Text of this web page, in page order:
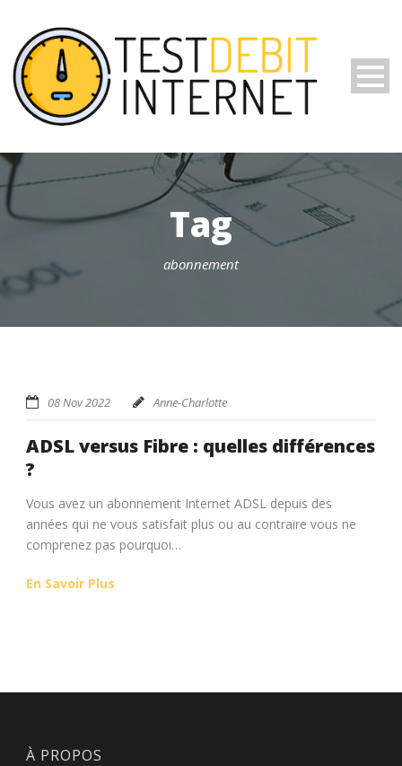
Tag
abonnement
08 Nov 2022 Anne-Charlotte
ADSL versus Fibre : quelles différences
?
Vous avez un abonnement Internet ADSL depuis des
années qui ne vous satisfait plus ou au contraire vous ne
comprenez pas pourquoi…
En Savoir Plus
À PROPOS